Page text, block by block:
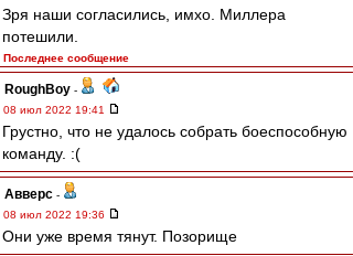
Зря наши согласились, имхо. Миллера
потешили.
Последнее сообщение
RoughBoy -
08 июл 2022 19:41
Грустно, что не удалось собрать боеспособную
команду. :(
Авверс -
08 июл 2022 19:36
Они уже время тянут. Позорище